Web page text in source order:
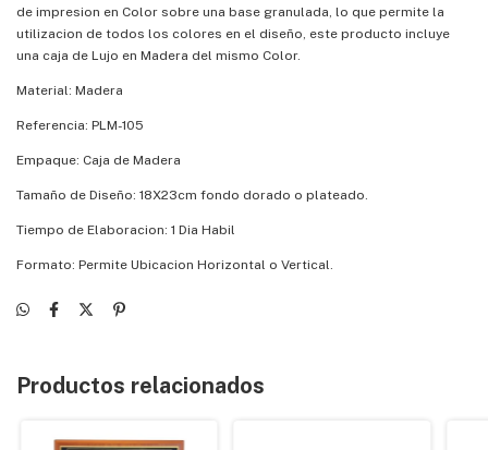
de impresion en Color sobre una base granulada, lo que permite la
utilizacion de todos los colores en el diseño, este producto incluye
una caja de Lujo en Madera del mismo Color.
Material: Madera
Referencia: PLM-105
Empaque: Caja de Madera
Tamaño de Diseño: 18X23cm fondo dorado o plateado.
Tiempo de Elaboracion: 1 Dia Habil
Formato: Permite Ubicacion Horizontal o Vertical.
Productos relacionados